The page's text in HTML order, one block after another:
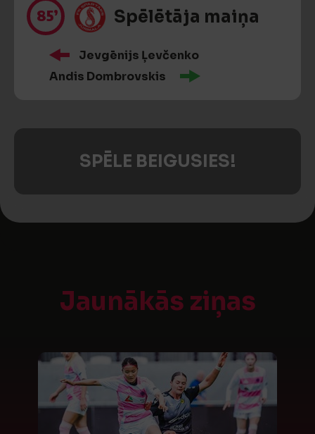
85’ Spēlētāja maiņa
Jevgēnijs Ļevčenko
Andis Dombrovskis
SPĒLE BEIGUSIES!
Jaunākās ziņas